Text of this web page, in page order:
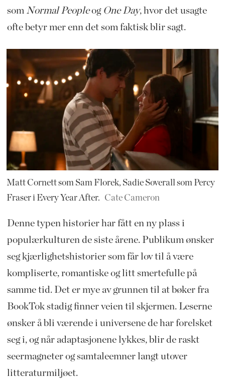
som Normal Peopleog One Day, hvor det usagte
ofte betyr mer enn det som faktisk blir sagt.
Matt Cornett som Sam Florek, Sadie Soverall som Percy
Fraser i Every Year After.
Cate Cameron
Denne typen historier har fått en ny plass i
populærkulturen de siste årene. Publikum ønsker
seg kjærlighetshistorier som får lov til å være
kompliserte, romantiske og litt smertefulle på
samme tid. Det er mye av grunnen til at bøker fra
BookTok stadig finner veien til skjermen. Leserne
ønsker å bli værende i universene de har forelsket
seg i, og når adaptasjonene lykkes, blir de raskt
seermagneter og samtaleemner langt utover
litteraturmiljøet.